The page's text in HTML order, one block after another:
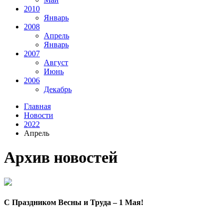
2010
Январь
2008
Апрель
Январь
2007
Август
Июнь
2006
Декабрь
Главная
Новости
2022
Апрель
Архив новостей
С Праздником Весны и Труда – 1 Мая!